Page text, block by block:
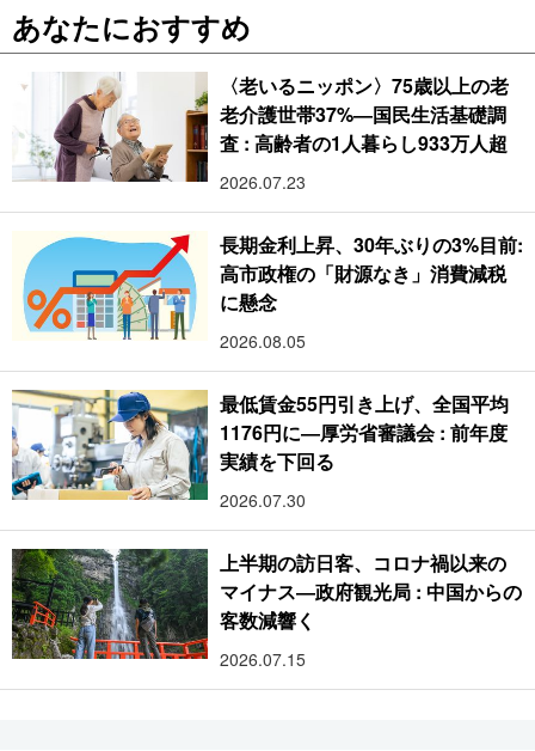
あなたにおすすめ
〈老いるニッポン〉75歳以上の老
老介護世帯37%―国民生活基礎調
査 : 高齢者の1人暮らし933万人超
2026.07.23
長期金利上昇、30年ぶりの3%目前:
高市政権の「財源なき」消費減税
に懸念
2026.08.05
最低賃金55円引き上げ、全国平均
1176円に―厚労省審議会 : 前年度
実績を下回る
2026.07.30
上半期の訪日客、コロナ禍以来の
マイナス―政府観光局 : 中国からの
客数減響く
2026.07.15